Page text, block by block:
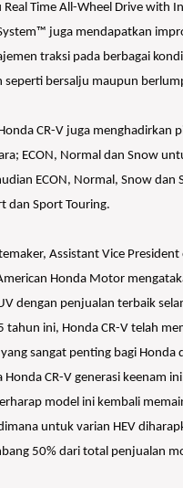
Real Time All-Wheel Drive with
juga mendapatkan
traksi pada berbagai
seperti bersalju maupun
CR-V juga menghadirkan
ECON, Normal dan Snow
ECON, Normal, Snow dan
dan Sport Touring.
Assistant Vice
Honda Motor
dengan penjualan terbaik
tahun ini, Honda CR-V telah
sangat penting bagi Honda
Honda CR-V generasi keenam
model ini kembali
untuk varian HEV
50% dari total penjualan